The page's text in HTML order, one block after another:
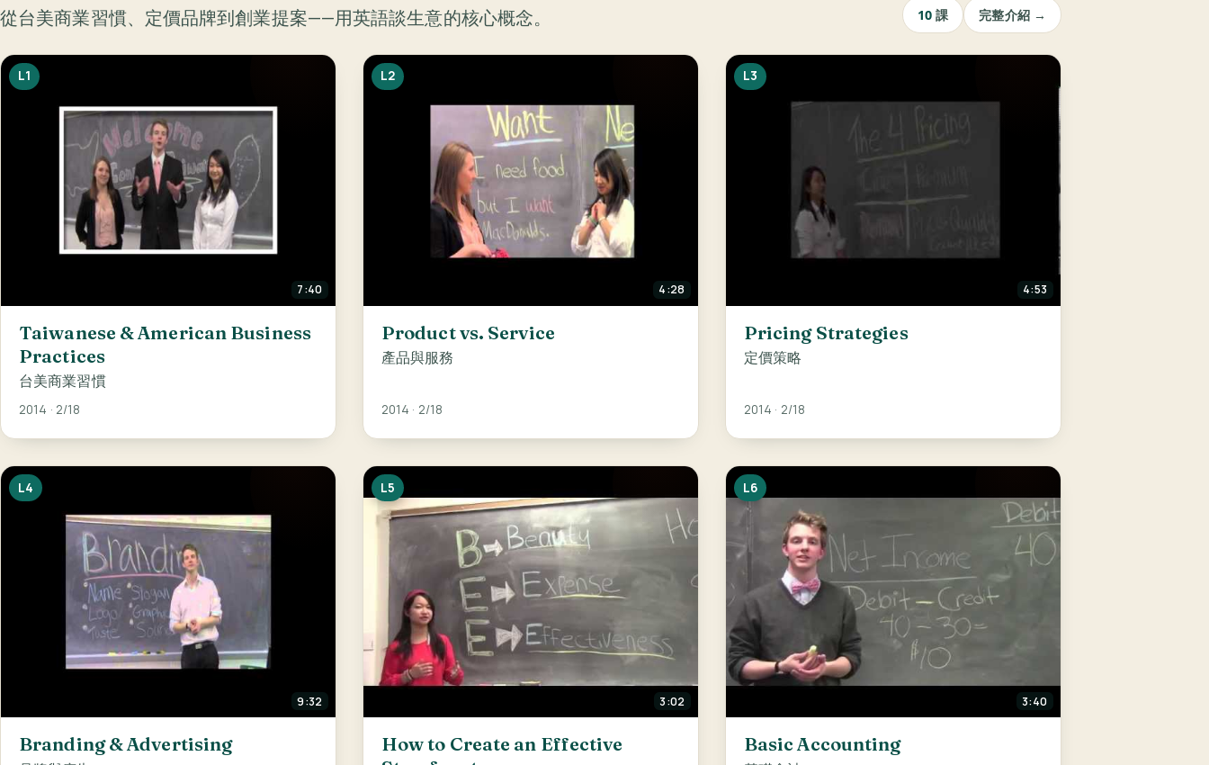
從台美商業習慣、定價品牌到創業提案——用英語談生意的核心概念。 10 課 完整介紹 →
7:40
L1
Taiwanese & American Business
Practices
台美商業習慣
2014 · 2/18
4:28
L2
Product vs. Service
產品與服務
2014 · 2/18
4:53
L3
Pricing Strategies
定價策略
2014 · 2/18
9:32
L4
Branding & Advertising
3:02
L5
How to Create an Effective
3:40
L6
Basic Accounting